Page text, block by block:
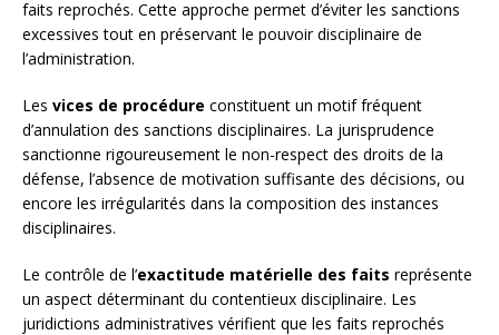
faits reprochés. Cette approche permet d’éviter les sanctions
excessives tout en préservant le pouvoir disciplinaire de
l’administration.
Les vices de procédure constituent un motif fréquent
d’annulation des sanctions disciplinaires. La jurisprudence
sanctionne rigoureusement le non-respect des droits de la
défense, l’absence de motivation suffisante des décisions, ou
encore les irrégularités dans la composition des instances
disciplinaires.
Le contrôle de l’exactitude matérielle des faits représente
un aspect déterminant du contentieux disciplinaire. Les
juridictions administratives vérifient que les faits reprochés